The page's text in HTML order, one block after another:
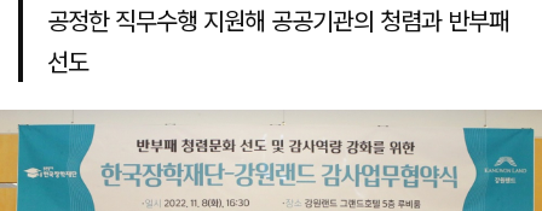
공정한 직무수행 지원해 공공기관의 청렴과 반부패
선도